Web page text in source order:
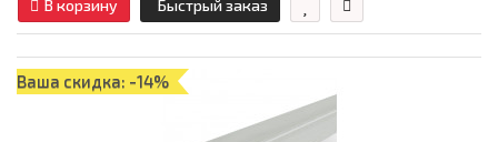
В корзину Быстрый заказ
Ваша скидка: -14%